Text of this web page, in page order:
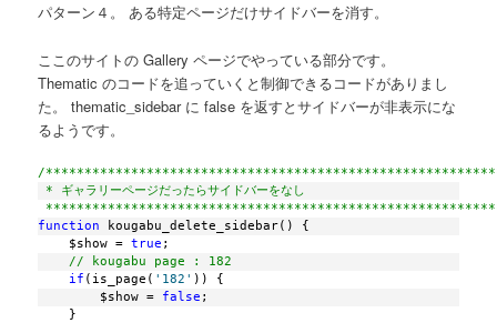
パターン４。 ある特定ページだけサイドバーを消す。
ここのサイトの Gallery ページでやっている部分です。
Thematic のコードを追っていくと制御できるコードがありまし
た。 thematic_sidebar に false を返すとサイドバーが非表示にな
るようです。
/
* ギャラリーページだったらサイドバーをなし
function kougabu_delete_sidebar() {
    $show =
true ;
// kougabu page : 182
if (is_page( '182' )) {
        $show =
false ;
    }